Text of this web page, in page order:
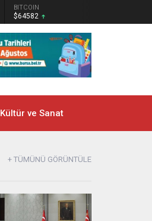
BITCOIN
$64582
Kültür ve Sanat
+ TÜMÜNÜ GÖRÜNTÜLE